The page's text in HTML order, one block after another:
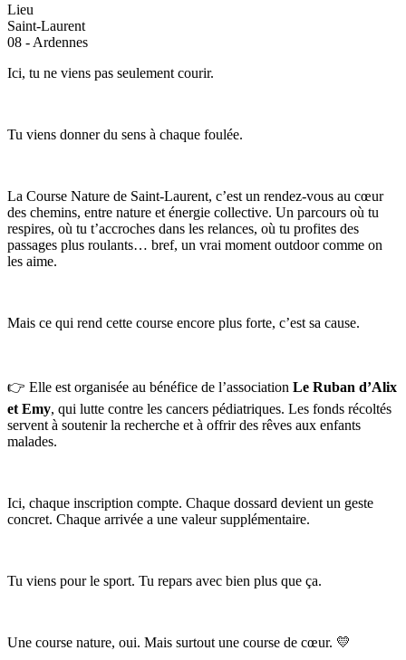
Lieu
Saint-Laurent
08 - Ardennes
Ici, tu ne viens pas seulement courir.
Tu viens donner du sens à chaque foulée.
La Course Nature de Saint-Laurent, c’est un rendez-vous au cœur
des chemins, entre nature et énergie collective. Un parcours où tu
respires, où tu t’accroches dans les relances, où tu profites des
passages plus roulants… bref, un vrai moment outdoor comme on
les aime.
Mais ce qui rend cette course encore plus forte, c’est sa cause.
👉 Elle est organisée au bénéfice de l’association Le Ruban d’Alix
et Emy, qui lutte contre les cancers pédiatriques. Les fonds récoltés
servent à soutenir la recherche et à offrir des rêves aux enfants
malades.
Ici, chaque inscription compte. Chaque dossard devient un geste
concret. Chaque arrivée a une valeur supplémentaire.
Tu viens pour le sport. Tu repars avec bien plus que ça.
Une course nature, oui. Mais surtout une course de cœur. 💛